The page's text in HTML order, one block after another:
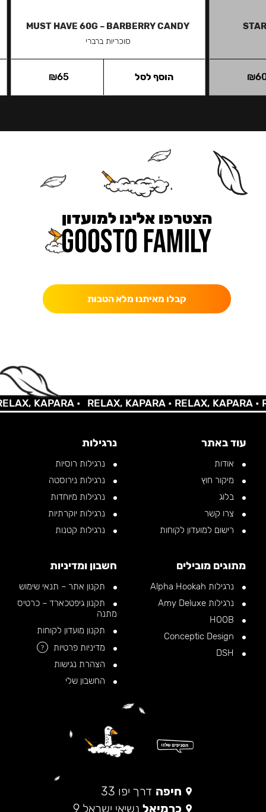
₪
MUST HAVE 60G – BARBERRY CANDY
סוכריות ברברי
₪65 הוסף לסל
הצטרפו אלינו למועדון
קבלו מאיתנו מלא הטבות
KAPARA • RELAX, KAPARA •RELAX, KAPARA •
עוד באתר
אודות
מיקור חוץ
בלוג
צרו קשר
רישום למועדון לקוחות
נרגילות
נרגילות רוסיות
נרגילות נירוסטה
נרגילות מיוחדות
נרגילות יוקרתיות
נרגילות קטנות
מתוגים מובילים
נרגילות Alpha Hookah
נרגילות Amy Deluxe
חשבון ומדיניות
תקנון אתר – תנאי שימוש
תקנון גיפטכארד – כרטיס
מתנה
תקנון מועדון לקוחות
מדיניות פרטיות
?
הצהרת נגישות
החשבון שלי
חיפה דרך יפו 33
כרמיאל נשיאי ישראל 9